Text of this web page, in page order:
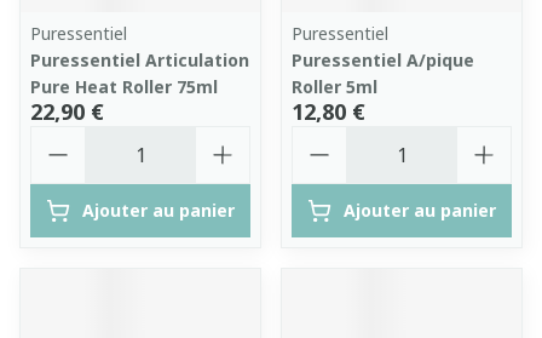
Puressentiel
Puressentiel Articulation
Pure Heat Roller 75ml
22,90 €
Ajouter au panier
Puressentiel
Puressentiel A/pique
Roller 5ml
12,80 €
Ajouter au panier